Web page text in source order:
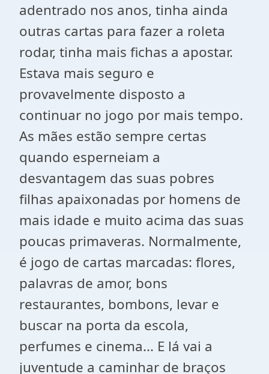
adentrado nos anos, tinha ainda
outras cartas para fazer a roleta
rodar, tinha mais fichas a apostar.
Estava mais seguro e
provavelmente disposto a
continuar no jogo por mais tempo.
As mães estão sempre certas
quando esperneiam a
desvantagem das suas pobres
filhas apaixonadas por homens de
mais idade e muito acima das suas
poucas primaveras. Normalmente,
é jogo de cartas marcadas: flores,
palavras de amor, bons
restaurantes, bombons, levar e
buscar na porta da escola,
perfumes e cinema... E lá vai a
juventude a caminhar de braços